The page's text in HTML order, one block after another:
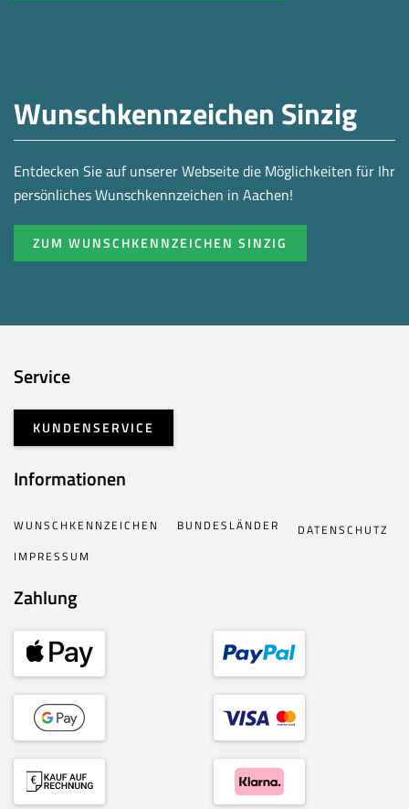
Wunschkennzeichen Sinzig
Entdecken Sie auf unserer Webseite die Möglichkeiten für Ihr
persönliches Wunschkennzeichen in Aachen!
ZUM WUNSCHKENNZEICHEN SINZIG
Service
KUNDENSERVICE
Informationen
WUNSCHKENNZEICHEN BUNDESLÄNDER
DATENSCHUTZ
IMPRESSUM
Zahlung